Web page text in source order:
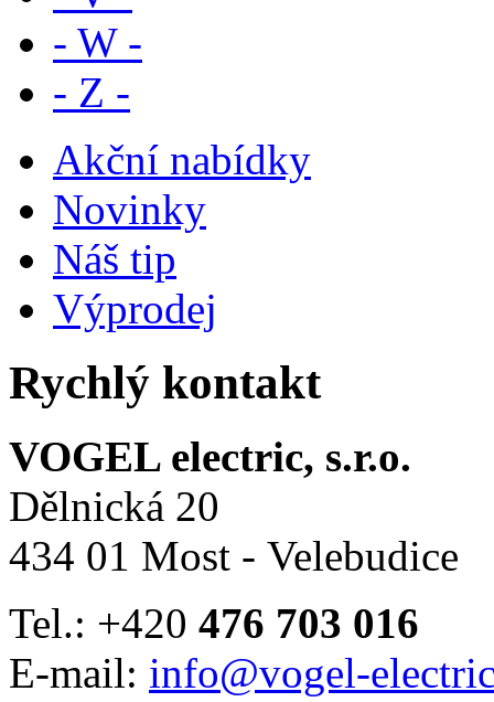
- W -
- Z -
Akční nabídky
Novinky
Náš tip
Výprodej
Rychlý kontakt
VOGEL electric, s.r.o.
Dělnická 20
434 01 Most - Velebudice
Tel.: +420 476 703 016
E-mail: info@vogel-